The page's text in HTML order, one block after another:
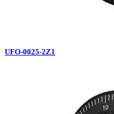
UFO-0025-2Z1